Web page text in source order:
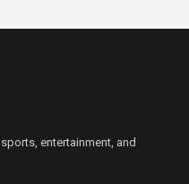
entertainment, and